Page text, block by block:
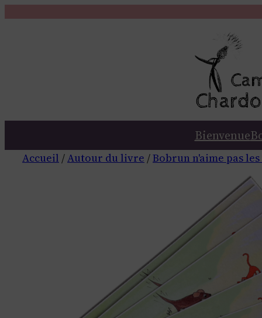
Bienvenue
Accueil /Autour du livre /Bobrun n'aime pas